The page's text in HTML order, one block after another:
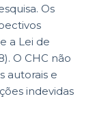
Os
a Lei de
O CHC não
autorais e
indevidas